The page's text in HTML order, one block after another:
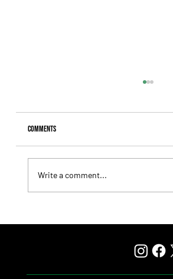
Comments
Write a comment...